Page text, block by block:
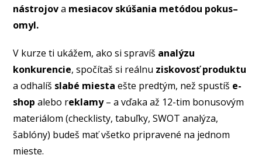
nástrojova mesiacov skúšania metódou pokus–
omyl.
V kurze ti ukážem, ako si spravíš analýzu
konkurencie, spočítaš si reálnu ziskovosť produktu
a odhalíš slabé miesta ešte predtým, než spustíš e-
shop alebo reklamy– a vďaka až 12-tim bonusovým
materiálom (checklisty, tabuľky, SWOT analýza,
šablóny) budeš mať všetko pripravené na jednom
mieste.